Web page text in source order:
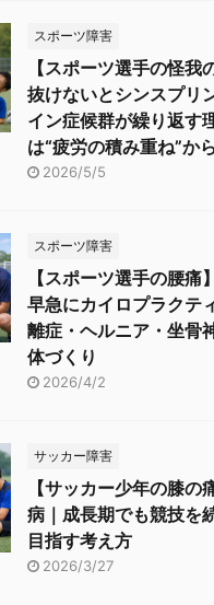
スポーツ障害
【スポーツ選手の怪我
抜けないとシンスプリ
イン症候群が繰り返す
は“疲労の積み重ね”か
2026/5/5
スポーツ障害
【スポーツ選手の腰痛
早急にカイロプラクテ
離症・ヘルニア・坐骨
体づくり
2026/4/2
サッカー障害
【サッカー少年の膝の
病｜成長期でも競技を
目指す考え方
2026/3/27